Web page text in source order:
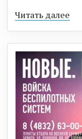
Читать далее